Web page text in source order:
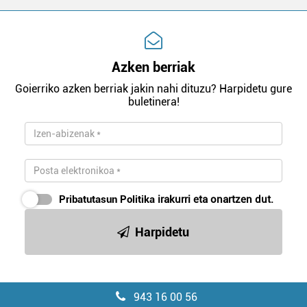
Azken berriak
Goierriko azken berriak jakin nahi dituzu? Harpidetu gure
buletinera!
Pribatutasun Politika irakurri eta onartzen dut.
Harpidetu
943 16 00 56